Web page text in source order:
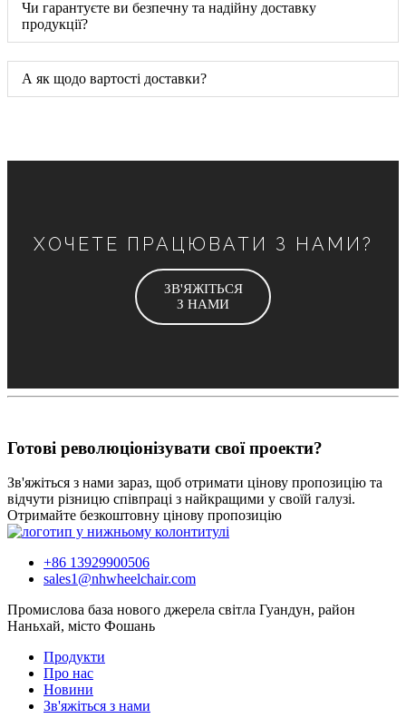
Чи гарантуєте ви безпечну та надійну доставку
продукції?
А як щодо вартості доставки?
ХОЧЕТЕ ПРАЦЮВАТИ З НАМИ?
ЗВ'ЯЖІТЬСЯ
З НАМИ
Готові революціонізувати свої проекти?
Зв'яжіться з нами зараз, щоб отримати цінову пропозицію та
відчути різницю співпраці з найкращими у своїй галузі.
Отримайте безкоштовну цінову пропозицію
+86 13929900506
sales1@nhwheelchair.com
Промислова база нового джерела світла Гуандун, район
Наньхай, місто Фошань
Продукти
Про нас
Новини
Зв'яжіться з нами